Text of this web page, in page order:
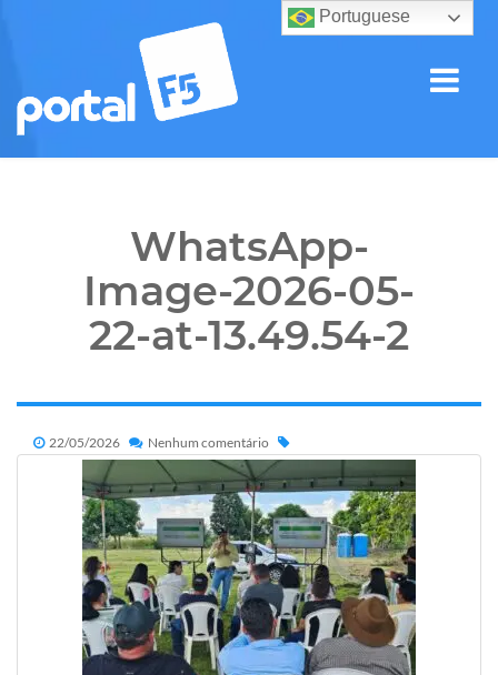
WhatsApp-
Image-2026-05-
22-at-13.49.54-2
22/05/2026 Nenhum comentário
Portuguese